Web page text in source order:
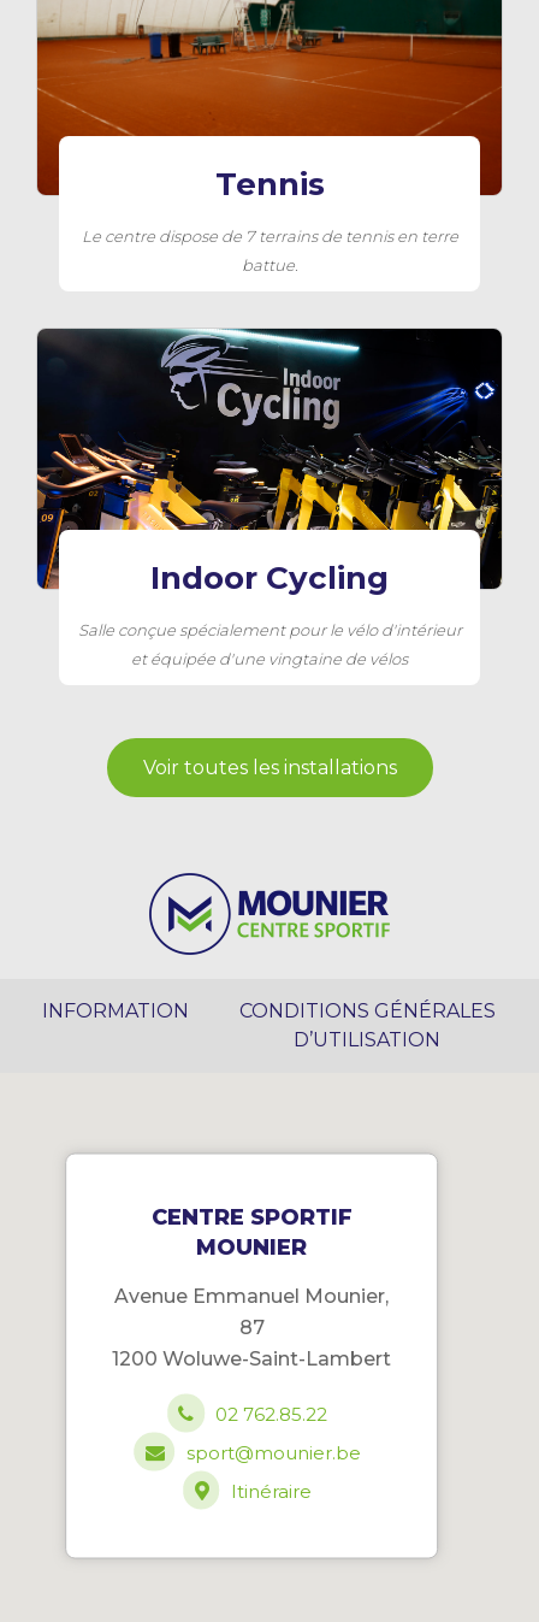
Tennis
Le centre dispose de 7 terrains de tennis en terre
battue.
Indoor Cycling
Salle conçue spécialement pour le vélo d'intérieur
et équipée d'une vingtaine de vélos
Voir toutes les installations
INFORMATION
CONDITIONS GÉNÉRALES
D’UTILISATION
CENTRE SPORTIF
MOUNIER
Avenue Emmanuel Mounier,
87
1200 Woluwe-Saint-Lambert
02 762.85.22
sport@mounier.be
Itinéraire